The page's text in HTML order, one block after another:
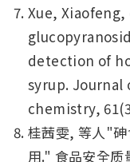
Xue,
detection of
syrup. Journal
chemistry,
桂茜雯, 等人"
用." 食品安全质